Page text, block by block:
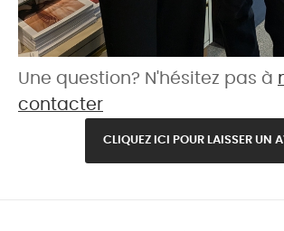
Une question? N'hésitez pas à
contacter
CLIQUEZ ICI POUR LAISSER UN